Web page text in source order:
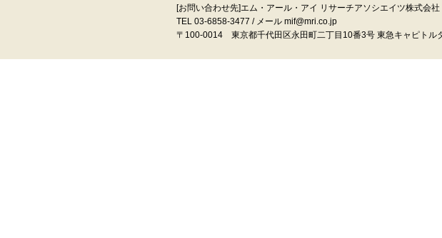
[お問い合わせ先]エム・アール・アイ リサーチアソシエイツ株式会社
TEL 03-6858-3477 / メール mif@mri.co.jp
〒100‐0014 東京都千代田区永田町二丁目10番3号 東急キャピトル